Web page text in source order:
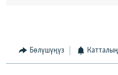
Бөлүшүңүз